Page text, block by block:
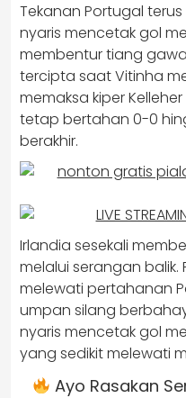
Tekanan Portugal
nyaris mencetak gol
membentur tiang
tercipta saat Vitinha
memaksa kiper
tetap bertahan 0-0
berakhir.
Irlandia sesekali
melalui serangan balik.
melewati pertahanan
umpan silang
nyaris mencetak gol
yang sedikit melewati
Ayo Rasakan